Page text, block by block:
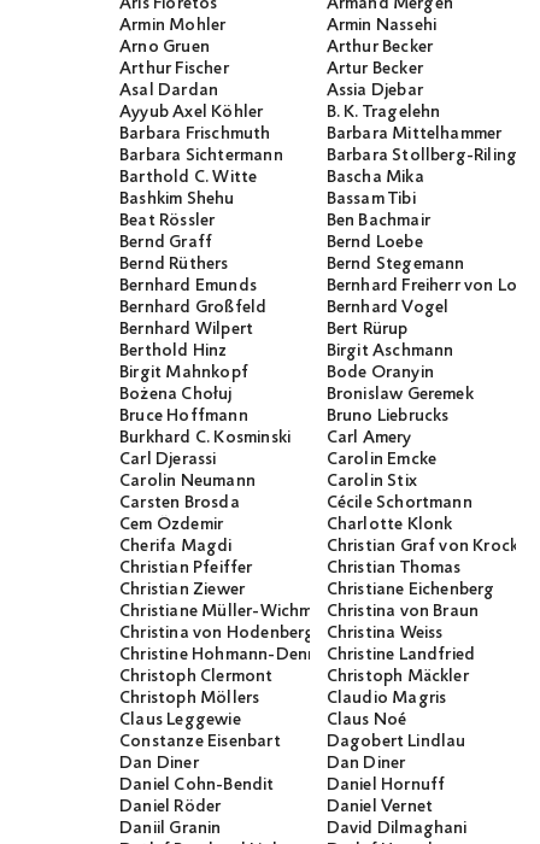
Armin Mohler
Armin Nassehi
Arno Gruen
Arthur Becker
Arthur Fischer
Artur Becker
Asal Dardan
Assia Djebar
Ayyub Axel Köhler
B. K. Tragelehn
Barbara Frischmuth
Barbara Mittelhammer
Barbara Sichtermann
Barbara Stollberg-Rilinger
Barthold C. Witte
Bascha Mika
Bashkim Shehu
Bassam Tibi
Beat Rössler
Ben Bachmair
Bernd Graff
Bernd Loebe
Bernd Rüthers
Bernd Stegemann
Bernhard Emunds
Bernhard Freiherr von
Bernhard Großfeld
Bernhard Vogel
Bernhard Wilpert
Bert Rürup
Berthold Hinz
Birgit Aschmann
Birgit Mahnkopf
Bode Oranyin
Bożena Chołuj
Bronislaw Geremek
Bruce Hoffmann
Bruno Liebrucks
Burkhard C. Kosminski
Carl Amery
Carl Djerassi
Carolin Emcke
Carolin Neumann
Carolin Stix
Carsten Brosda
Cécile Schortmann
Cem Özdemir
Charlotte Klonk
Cherifa Magdi
Christian Graf von
Christian Pfeiffer
Christian Thomas
Christian Ziewer
Christiane Eichenberg
Christiane Müller-WichmannChristina von Braun
Christina von Hodenberg
Christina Weiss
Christine Hohmann-DennhardtChristine Landfried
Christoph Clermont
Christoph Mäckler
Christoph Möllers
Claudio Magris
Claus Leggewie
Claus Noé
Constanze Eisenbart
Dagobert Lindlau
Dan Diner
Dan Diner
Daniel Cohn-Bendit
Daniel Hornuff
Daniel Röder
Daniel Vernet
Daniil Granin
David Dilmaghani